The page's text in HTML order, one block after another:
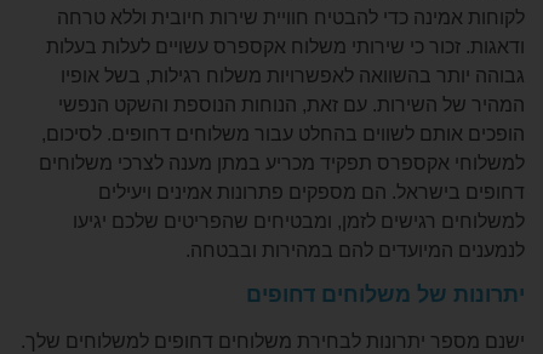
כדי להבטיח חוויית שירות חיובית וללא טרחה
כי שירותי משלוח אקספרס עשויים לעלות בעלות
בהשוואה לאפשרויות משלוח רגילות, בשל אופיו
השירות. עם זאת, הנוחות הנוספת והשקט הנפשי
לשווים בהחלט עבור משלוחים דחופים. לסיכום,
אקספרס תפקיד מכריע במתן מענה לצרכי משלוחים
הם מספקים פתרונות אמינים ויעילים
רגישים לזמן, ומבטיחים שהפריטים שלכם יגיעו
להם במהירות ובבטחה.
של משלוחים דחופים
יתרונות לבחירת משלוחים דחופים למשלוחים שלך.